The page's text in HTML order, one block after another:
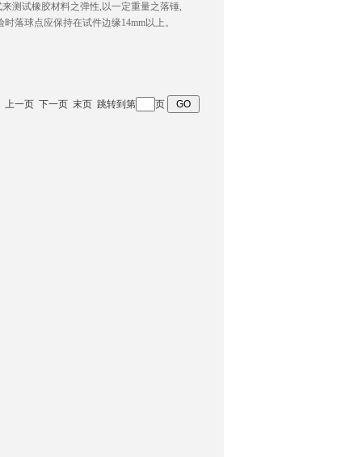
测试橡胶材料之弹性,以一定重量之落锤,
落球点应保持在试件边缘14mm以上。
上一页 下一页 末页 跳转到第 页